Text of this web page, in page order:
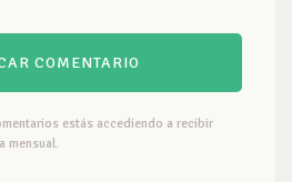
estás accediendo a recibir
mensual.